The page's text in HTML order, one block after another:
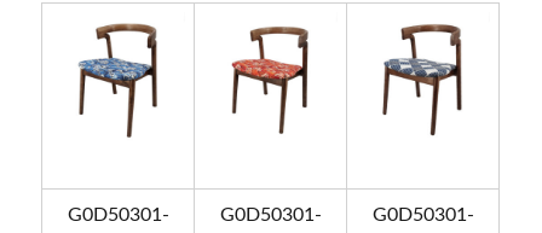
G0D50301-
G0D50301-
G0D50301-